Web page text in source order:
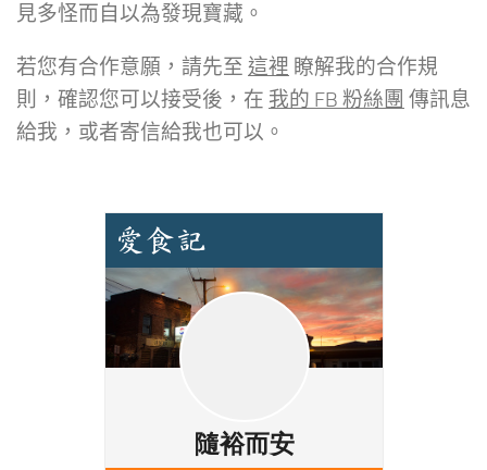
見多怪而自以為發現寶藏。
若您有合作意願，請先至 這裡 瞭解我的合作規
則，確認您可以接受後，在 我的 FB 粉絲團 傳訊息
給我，或者寄信給我也可以。